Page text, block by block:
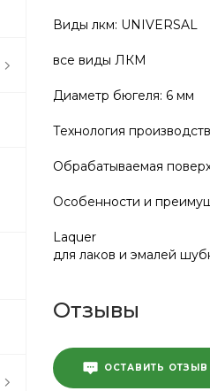
Виды лкм: UNIVERSAL
все виды ЛКМ
Диаметр бюгеля: 6 мм
Технология
Обрабатываемая
Особенности и
Laquer
для лаков и эмалей
Отзывы
ОСТАВИТЬ ОТЗЫВ